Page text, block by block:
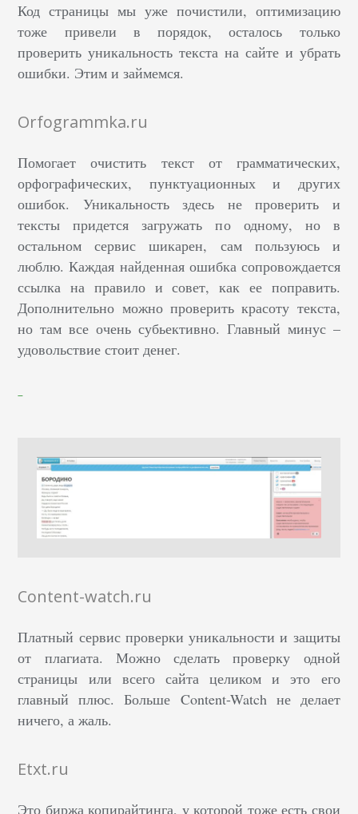
Код страницы мы уже почистили, оптимизацию
тоже привели в порядок, осталось только
проверить уникальность текста на сайте и убрать
ошибки. Этим и займемся.
Orfogrammka.ru
Помогает очистить текст от грамматических,
орфографических, пунктуационных и других
ошибок. Уникальность здесь не проверить и
тексты придется загружать по одному, но в
остальном сервис шикарен, сам пользуюсь и
люблю. Каждая найденная ошибка сопровождается
ссылка на правило и совет, как ее поправить.
Дополнительно можно проверить красоту текста,
но там все очень субьективно. Главный минус –
удовольствие стоит денег.
Content-watch.ru
Платный сервис проверки уникальности и защиты
от плагиата. Можно сделать проверку одной
страницы или всего сайта целиком и это его
главный плюс. Больше Content-Watch не делает
ничего, а жаль.
Etxt.ru
Это биржа копирайтинга, у которой тоже есть свои